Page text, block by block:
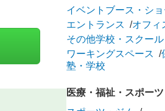
イベントブース・シ
エントランス
オフィ
その他学校・スクー
ワーキングスペース
塾・学校
医療・福祉・スポーツ